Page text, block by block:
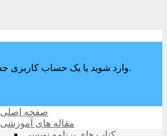
وارد شوید یا یک حساب کاربری جدید ایجاد کنید.
صفحه اصلی
مقاله های آموزشی